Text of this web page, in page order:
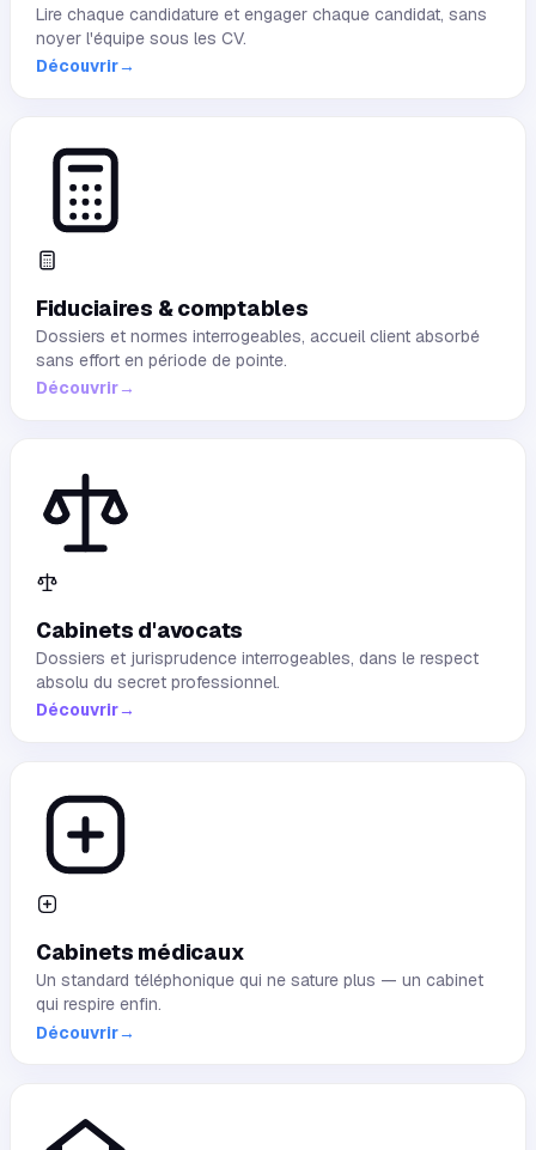
Lire chaque candidature et engager chaque candidat, sans
noyer l'équipe sous les CV.
Découvrir→
Fiduciaires & comptables
Dossiers et normes interrogeables, accueil client absorbé
sans effort en période de pointe.
Découvrir→
Cabinets d'avocats
Dossiers et jurisprudence interrogeables, dans le respect
absolu du secret professionnel.
Découvrir→
Cabinets médicaux
Un standard téléphonique qui ne sature plus — un cabinet
qui respire enfin.
Découvrir→